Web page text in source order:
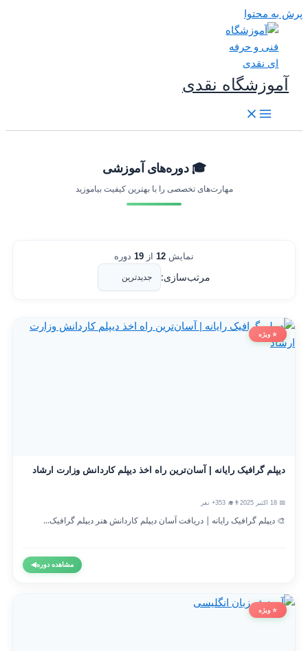
به محتوا
آموزشگاه نقدی
🎓 دوره‌های آموزشی
مهارت‌های تخصصی را با بهترین کیفیت بیاموزید
نمایش12 از 19 دوره
مرتب‌سازی:
⭐ ویژه
دیپلم گرافیک رایانه | آسان‌ترین راه اخذ دیپلم کاردانش وزارت ارشاد
👨‍🎓 353+ نفر
🎨 دیپلم گرافیک رایانه | دریافت آسان دیپلم کاردانش هنر دیپلم گرافیک...
مشاهده دوره◀
⭐ ویژه